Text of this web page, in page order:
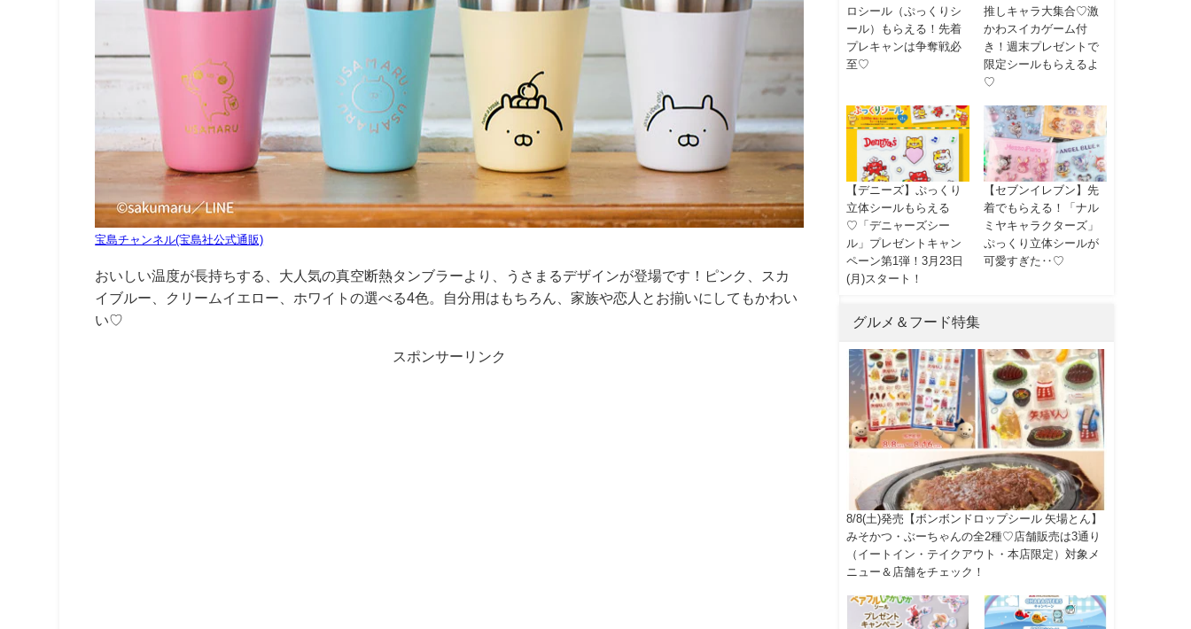
宝島チャンネル(宝島社公式通販)
おいしい温度が長持ちする、大人気の真空断熱タンブラーより、うさまるデザインが登場です！ピンク、スカ
イブルー、クリームイエロー、ホワイトの選べる4色。自分用はもちろん、家族や恋人とお揃いにしてもかわい
い♡
スポンサーリンク
ロシール（ぷっくりシ
ール）もらえる！先着
プレキャンは争奪戦必
至♡
推しキャラ大集合♡激
かわスイカゲーム付
き！週末プレゼントで
限定シールもらえるよ
♡
【デニーズ】ぷっくり
立体シールもらえる
♡「デニャーズシー
ル」プレゼントキャン
ペーン第1弾！3月23日
(月)スタート！
【セブンイレブン】先
着でもらえる！「ナル
ミヤキャラクターズ」
ぷっくり立体シールが
可愛すぎた‥♡
グルメ＆フード特集
8/8(土)発売【ボンボンドロップシール 矢場とん】
みそかつ・ぶーちゃんの全2種♡店舗販売は3通り
（イートイン・テイクアウト・本店限定）対象メ
ニュー＆店舗をチェック！